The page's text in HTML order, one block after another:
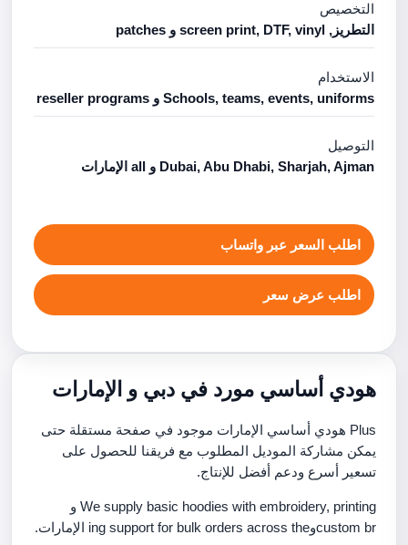
التخصيص
التطريز, screen print, DTF, vinyl و patches
الاستخدام
Schools, teams, events, uniforms و reseller programs
التوصيل
Dubai, Abu Dhabi, Sharjah, Ajman و all الإمارات
اطلب السعر عبر واتساب
اطلب عرض سعر
هودي أساسي مورد في دبي و الإمارات
Plus هودي أساسي الإمارات موجود في صفحة مستقلة حتى
يمكن مشاركة الموديل المطلوب مع فريقنا للحصول على
تسعير أسرع ودعم أفضل للإنتاج.
We supply basic hoodies with embroidery, printing و
custom brوing support for bulk orders across the الإمارات.